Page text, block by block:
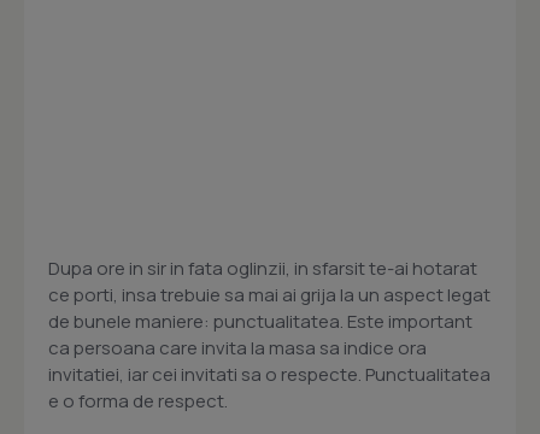
Dupa ore in sir in fata oglinzii, in sfarsit te-ai hotarat
ce porti, insa trebuie sa mai ai grija la un aspect legat
de bunele maniere: punctualitatea. Este important
ca persoana care invita la masa sa indice ora
invitatiei, iar cei invitati sa o respecte. Punctualitatea
e o forma de respect.